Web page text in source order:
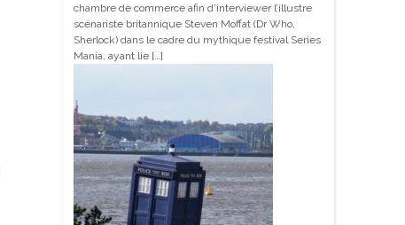
chambre de commerce afin d’interviewer l’illustre
scénariste britannique Steven Moffat (Dr Who,
Sherlock) dans le cadre du mythique festival Series
Mania, ayant lie […]